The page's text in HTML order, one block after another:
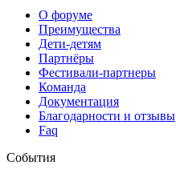
О форуме
Преимущества
Дети-детям
Партнёры
Фестивали-партнеры
Команда
Документация
Благодарности и отзывы
Faq
События